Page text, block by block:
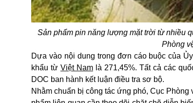
Sản phẩm pin năng lượng mặt trời từ nhiều
Phòng
Dựa vào nội dung trong đơn cáo buộc của
khẩu từ Việt Namlà 271,45%. Tất cả các
DOC ban hành kết luận điều tra sơ bộ.
Nhằm chuẩn bị công tác ứng phó, Cục